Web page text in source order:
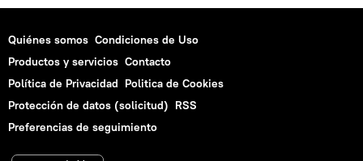
Quiénes somos Condiciones de Uso
Productos y servicios Contacto
Política de Privacidad Politica de Cookies
Protección de datos (solicitud) RSS
Preferencias de seguimiento